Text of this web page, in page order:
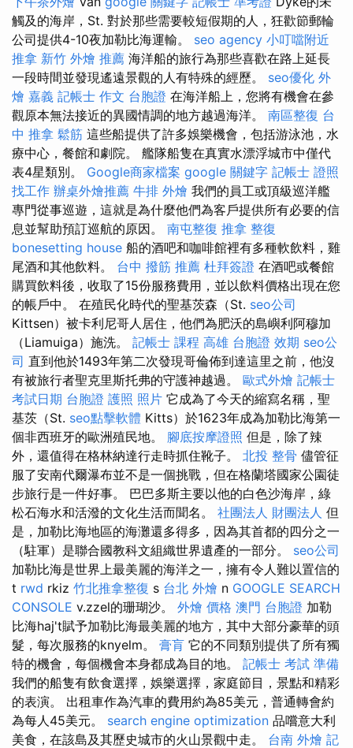
觸及的海岸，St. 對於那些需要較短假期的人，狂歡節郵輪​​
公司提供4-10夜加勒比海運輸。 seo agency 小叮噹附近
推拿 新竹 外燴 推薦 海洋船的旅行為那些喜歡在路上延長
一段時間並發現遙遠景觀的人有特殊的經歷。 seo優化 外
燴 嘉義 記帳士 作文 台胞證 在海洋船上，您將有機會在參
觀原本無法接近的異國情調的地方越過海洋。 南區整復 台
中 推拿 鬆筋 這些船提供了許多娛樂機會，包括游泳池，水
療中心，餐館和劇院。 艦隊船隻在真實水漂浮城市中僅代
表4星類別。 Google商家檔案 google 關鍵字 記帳士 證照
找工作 辦桌外燴推薦 牛排 外燴 我們的員工或頂級巡洋艦
專門從事巡遊，這就是為什麼他們為客戶提供所有必要的信
息並幫助預訂巡航的原因。 南屯整復 推拿 整復
bonesetting house 船的酒吧和咖啡館裡有多種軟飲料，雞
尾酒和其他飲料。 台中 撥筋 推薦 杜拜簽證 在酒吧或餐館
購買飲料後，收取了15份服務費用，並以飲料價格出現在您
的帳戶中。 在殖民化時代的聖基茨森（St. seo公司
Kittsen）被卡利尼哥人居住，他們為肥沃的島嶼利阿穆加
（Liamuiga）施洗。 記帳士 課程 高雄 台胞證 效期 seo公
司 直到他於1493年第二次發現哥倫佈到達這里之前，他沒
有被旅行者聖克里斯托弗的守護神越過。 歐式外燴 記帳士
考試日期 台胞證 護照 照片 它成為了今天的縮寫名稱，聖
基茨（St. seo點擊軟體 Kitts）於1623年成為加勒比海第一
個非西班牙的歐洲殖民地。 腳底按摩證照 但是，除了辣
外，還值得在格林納達行走時抓住靴子。 北投 整骨 儘管征
服了安南代爾瀑布並不是一個挑戰，但在格蘭塔國家公園徒
步旅行是一件好事。 巴巴多斯主要以他的白色沙海岸，綠
松石海水和活潑的文化生活而聞名。 社團法人 財團法人 但
是，加勒比海地區的海灘還多得多，因為其首都的四分之一
（駐軍）是聯合國教科文組織世界遺產的一部分。 seo公司
加勒比海是世界上最美麗的海洋之一，擁有令人難以置信的
t rwd rkiz 竹北推拿整復 s 台北 外燴 n GOOGLE SEARCH
CONSOLE v.zzel的珊瑚沙。 外燴 價格 澳門 台胞證 加勒
比海haj't賦予加勒比海最美麗的地方，其中大部分豪華的頭
髮，每次服務的knyelm。 膏肓 它的不同類別提供了所有獨
特的機會，每個機會本身都成為目的地。 記帳士 考試 準備
我們的船隻有飲食選擇，娛樂選擇，家庭節目，景點和精彩
的表演。 出租車作為汽車的費用約為85美元，普通轉會約
為每人45美元。 search engine optimization 品嚐意大利
美食，在該島及其歷史城市的火山景觀中走。 台南 外燴 記